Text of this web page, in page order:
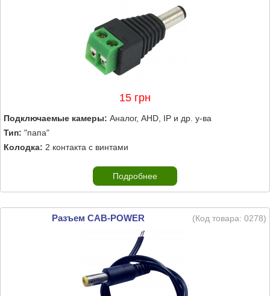
15 грн
Подключаемые камеры: Аналог, AHD, IP и др. у-ва
Тип: "папа"
Колодка: 2 контакта с винтами
Подробнее
Разъем CAB-POWER (Код товара: 0278)